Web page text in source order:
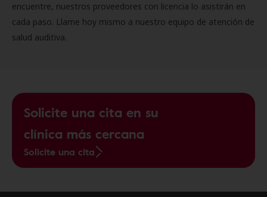
encuentre, nuestros proveedores con licencia lo asistirán en
cada paso. Llame hoy mismo a nuestro equipo de atención de
salud auditiva.
Solicite una cita en su
clínica más cercana
Solicite una cita